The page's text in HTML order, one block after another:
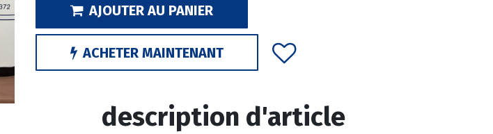
AJOUTER AU PANIER
ACHETER MAINTENANT
description d'article